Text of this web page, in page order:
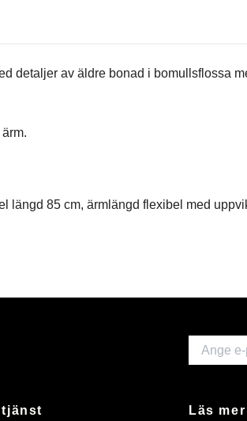
detaljer av äldre bonad i bomullsflossa
längd 85 cm, ärmlängd flexibel med
Läs mer